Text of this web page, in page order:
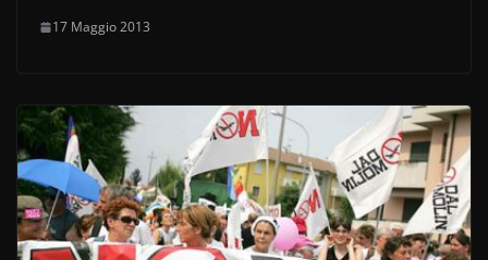
17 Maggio 2013